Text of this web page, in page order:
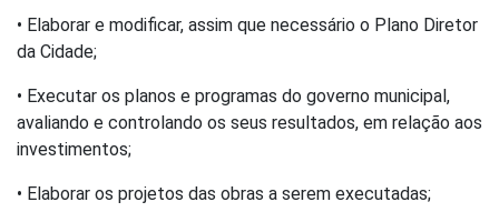
• Elaborar e modificar, assim que necessário o Plano Diretor
da Cidade;
• Executar os planos e programas do governo municipal,
avaliando e controlando os seus resultados, em relação aos
investimentos;
• Elaborar os projetos das obras a serem executadas;